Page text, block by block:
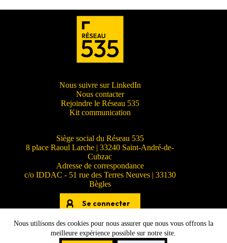
Nous utilisons des cookies pour nous assurer que nous vous offrons la
meilleure expérience possible sur notre site.
Nous suivre sur LinkedIn
Nous contacter
Rejoindre le Réseau 535
Kit communication
Siège social du Réseau 535
8 place Raoul Larche | 33240 Saint-André-de-
Cubzac
Adresse de correspondance
c/o IDDAC - 51 rue des Terres Neuves | 33130
Bègles
Se connecter
© Réseau 535 - 2026 -Mentions légales et crédits